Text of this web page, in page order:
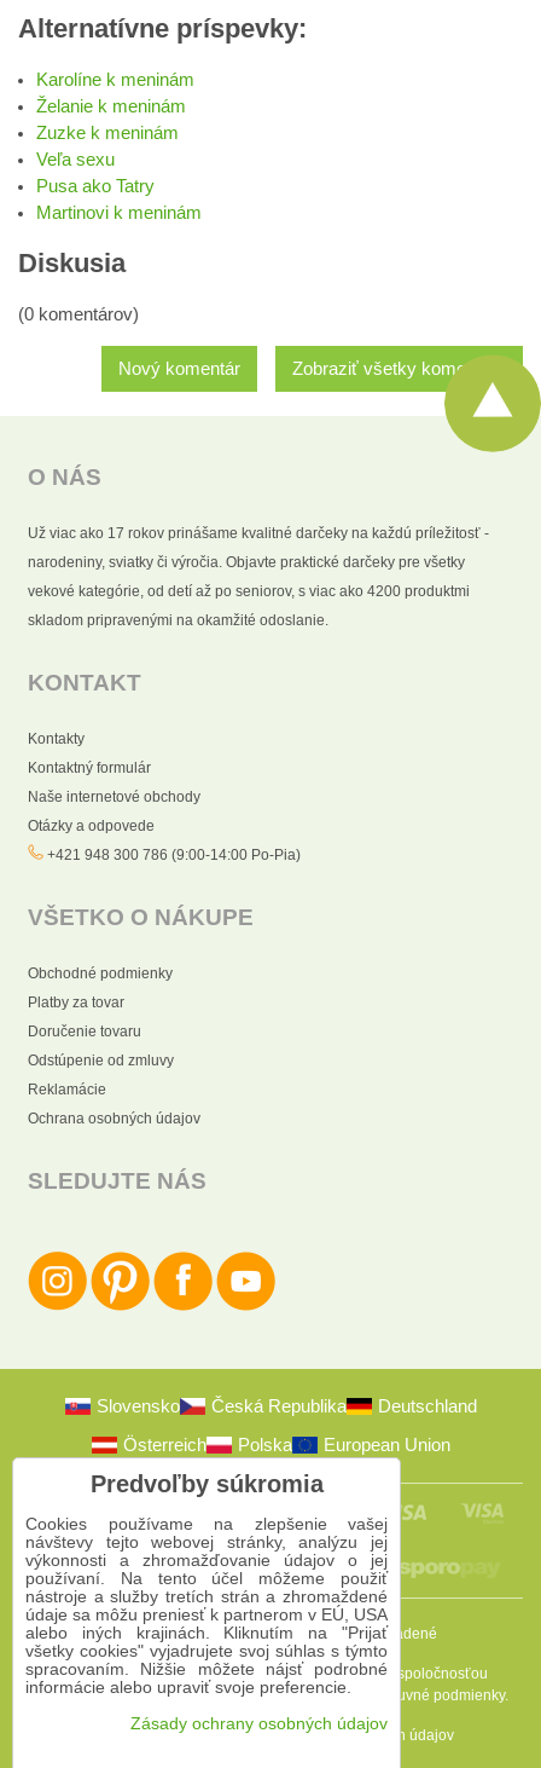
Alternatívne príspevky:
Karolíne k meninám
Želanie k meninám
Zuzke k meninám
Veľa sexu
Pusa ako Tatry
Martinovi k meninám
Diskusia
(0 komentárov)
Zobraziť všetky komentáre
Nový komentár
O NÁS
Už viac ako 17 rokov prinášame kvalitné darčeky na každú príležitosť -
narodeniny, sviatky či výročia. Objavte praktické darčeky pre všetky
vekové kategórie, od detí až po seniorov, s viac ako 4200 produktmi
skladom pripravenými na okamžité odoslanie.
KONTAKT
Kontakty
Kontaktný formulár
Naše internetové obchody
Otázky a odpovede
+421 948 300 786 (9:00-14:00 Po-Pia)
VŠETKO O NÁKUPE
Obchodné podmienky
Platby za tovar
Doručenie tovaru
Odstúpenie od zmluvy
Reklamácie
Ochrana osobných údajov
SLEDUJTE NÁS
Slovensko Česká Republika
Deutschland
Österreich
Polska European Union
2009-2026 © Bomba s.r.o.Všetky práva vyhradené
Táto stránka je chránená programom reCAPTCHA a spoločnosťou
Google. PlatiaPravidlá ochrany osobných údajov Zmluvné podmienky.
Predvoľby súkromia
Zásady ochrany osobných údajov
Predvoľby súkromia
Cookies používame na zlepšenie vašej
návštevy tejto webovej stránky, analýzu jej
výkonnosti a zhromažďovanie údajov o jej
používaní. Na tento účel môžeme použiť
nástroje a služby tretích strán a zhromaždené
údaje sa môžu preniesť k partnerom v EÚ, USA
alebo iných krajinách. Kliknutím na "Prijať
všetky cookies" vyjadrujete svoj súhlas s týmto
spracovaním. Nižšie môžete nájsť podrobné
informácie alebo upraviť svoje preferencie.
Zásady ochrany osobných údajov